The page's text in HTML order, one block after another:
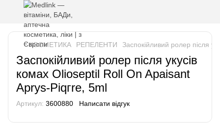
КОСМЕТИКА РЕПЕЛЕНТИ Заспокійливий ролер після
Заспокійливий ролер після укусів
комах Olioseptil Roll On Apaisant
Aprуs-Piqгre, 5ml
Артикул: 3600880 Написати відгук